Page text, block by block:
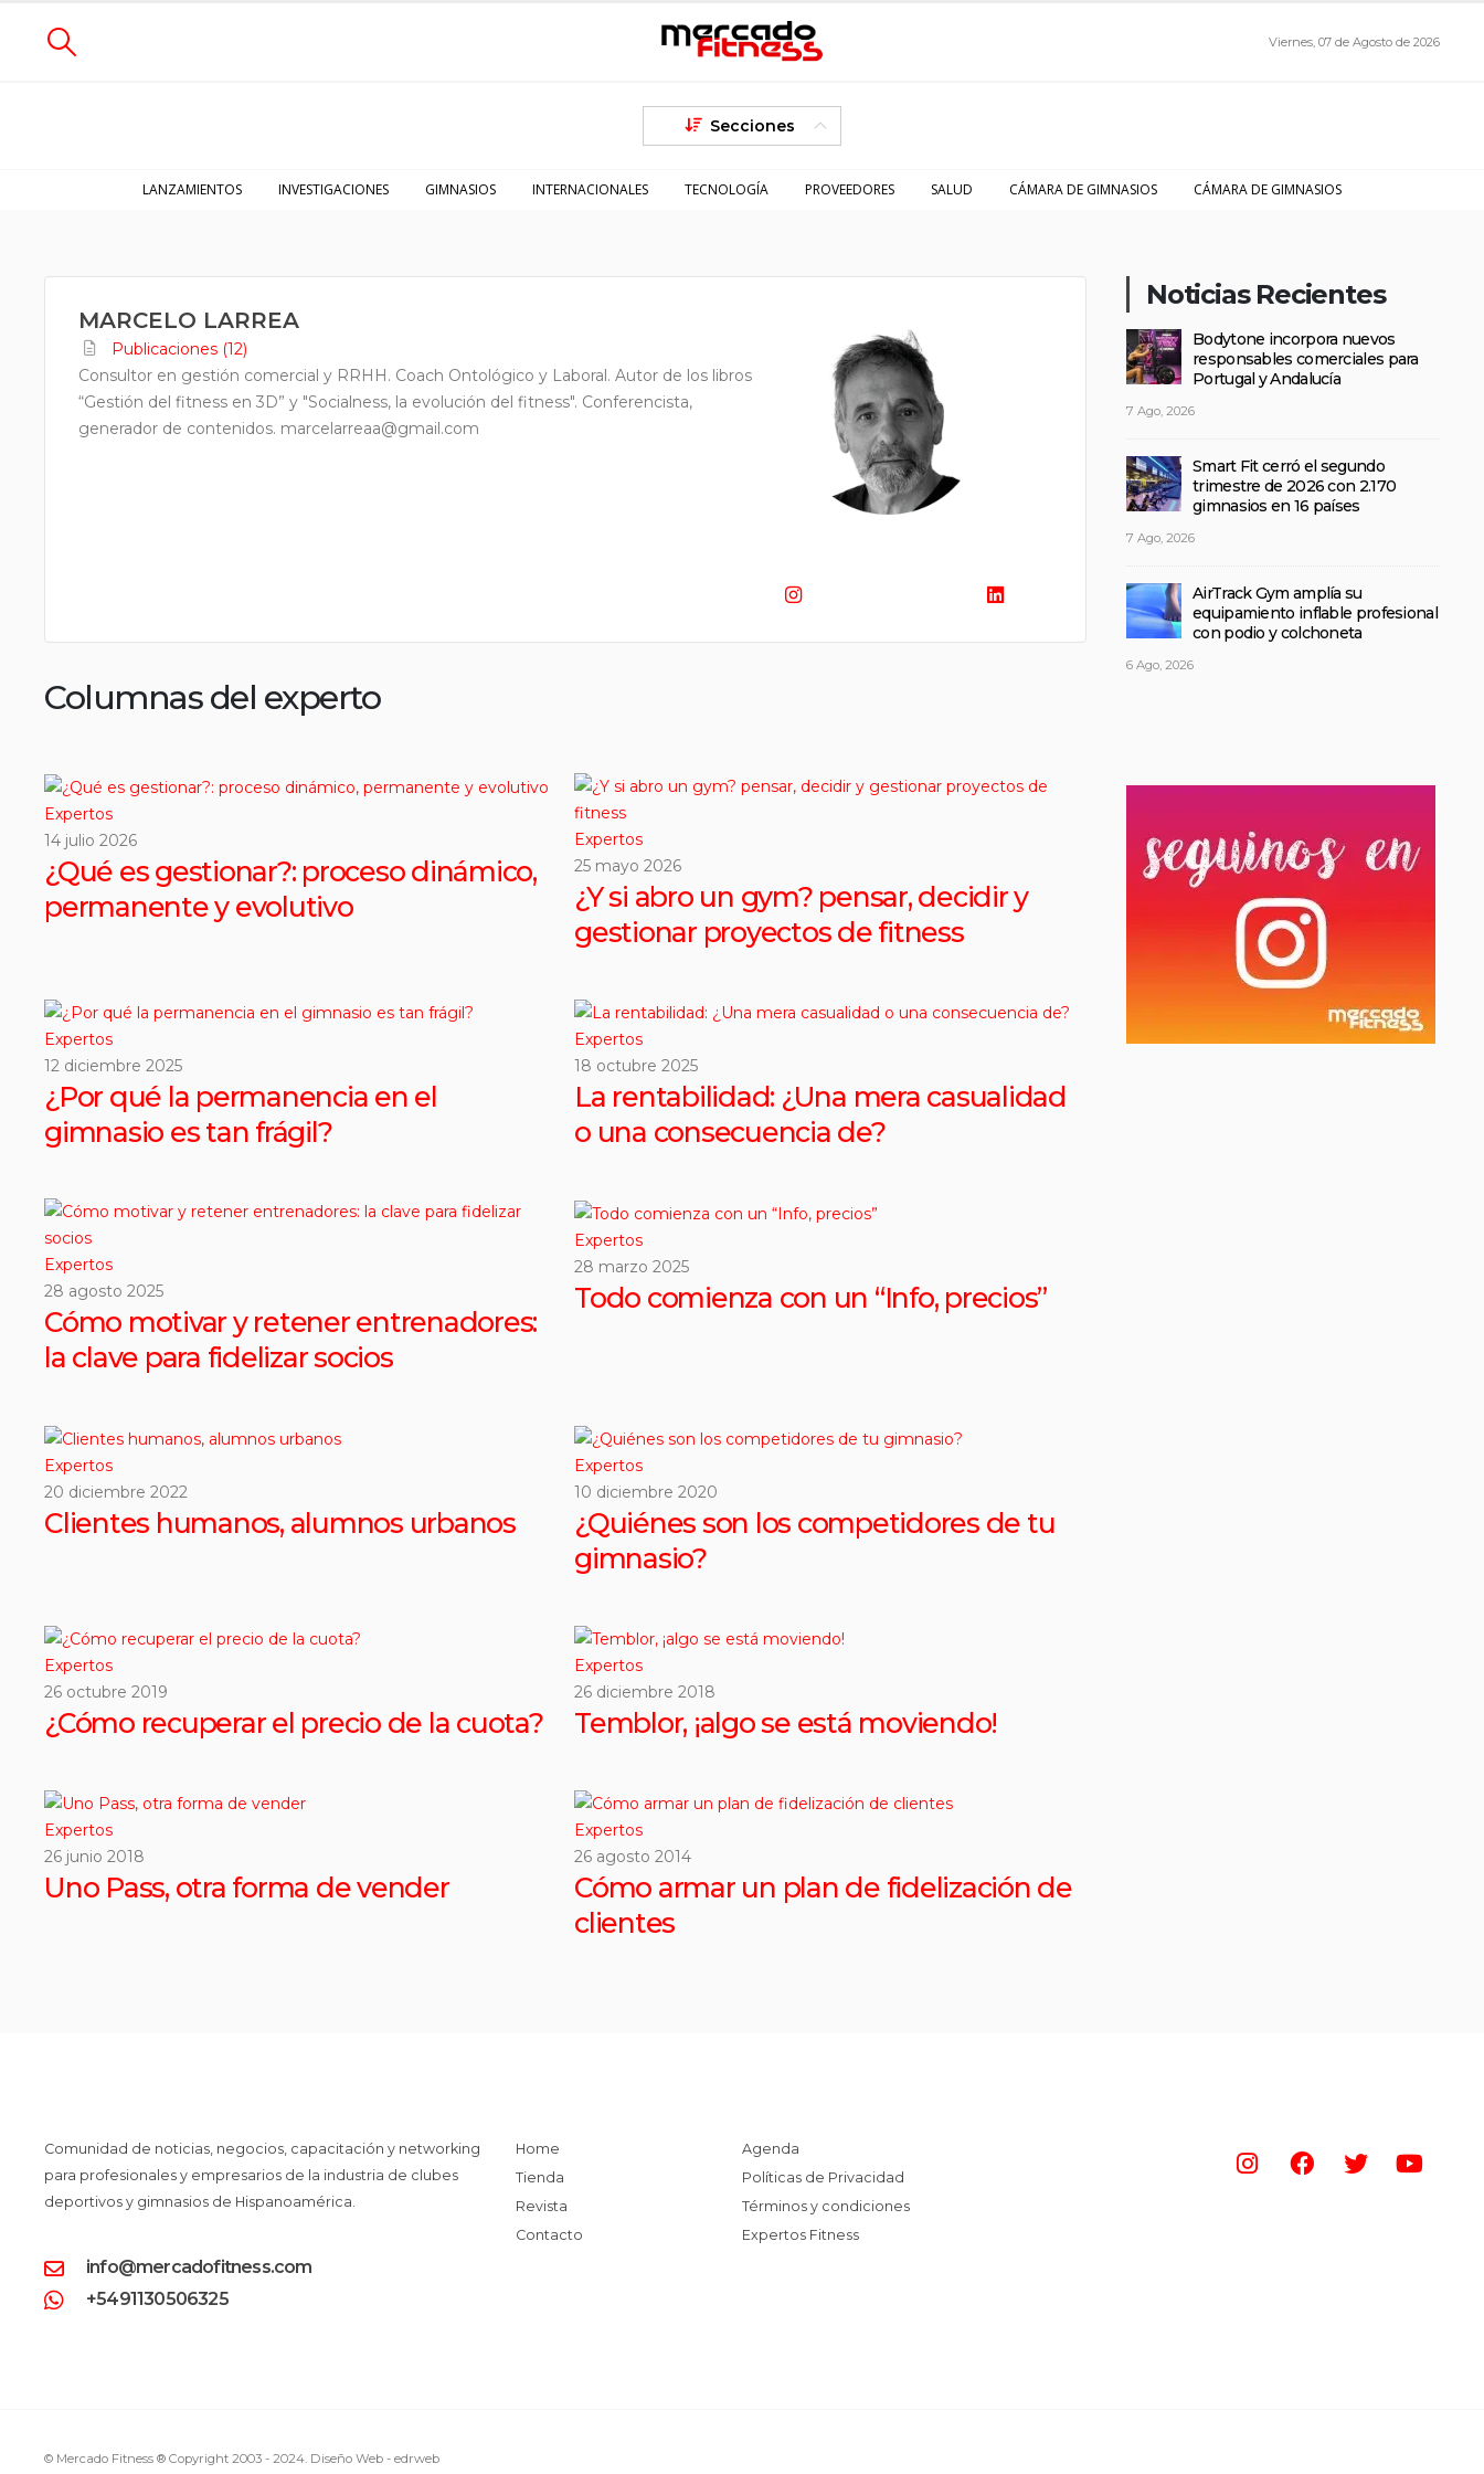
Viernes, 07 de Agosto de 2026
Secciones
LANZAMIENTOS INVESTIGACIONES GIMNASIOS INTERNACIONALES TECNOLOGÍA PROVEEDORES SALUD CÁMARA DE GIMNASIOS CÁMARA DE GIMNASIOS
MARCELO LARREA
Publicaciones (12)
Consultor en gestión comercial y RRHH. Coach Ontológico y Laboral. Autor de los libros
“Gestión del fitness en 3D” y "Socialness, la evolución del fitness". Conferencista,
generador de contenidos. marcelarreaa@gmail.com
Columnas del experto
Expertos
14 julio 2026
¿Qué es gestionar?: proceso dinámico,
permanente y evolutivo
Expertos
25 mayo 2026
¿Y si abro un gym? pensar, decidir y
gestionar proyectos de fitness
Expertos
12 diciembre 2025
¿Por qué la permanencia en el
gimnasio es tan frágil?
Expertos
18 octubre 2025
La rentabilidad: ¿Una mera casualidad
o una consecuencia de?
Expertos
28 agosto 2025
Cómo motivar y retener entrenadores:
la clave para fidelizar socios
Expertos
28 marzo 2025
Todo comienza con un “Info, precios”
Expertos
20 diciembre 2022
Clientes humanos, alumnos urbanos
Expertos
10 diciembre 2020
¿Quiénes son los competidores de tu
gimnasio?
Expertos
26 octubre 2019
¿Cómo recuperar el precio de la cuota?
Expertos
26 diciembre 2018
Temblor, ¡algo se está moviendo!
Expertos
26 junio 2018
Uno Pass, otra forma de vender
Expertos
26 agosto 2014
Cómo armar un plan de fidelización de
clientes
Noticias Recientes
Bodytone incorpora nuevos
responsables comerciales para
Portugal y Andalucía
7 Ago, 2026
Smart Fit cerró el segundo
trimestre de 2026 con 2.170
gimnasios en 16 países
7 Ago, 2026
AirTrack Gym amplía su
equipamiento inflable profesional
con podio y colchoneta
6 Ago, 2026
Comunidad de noticias, negocios, capacitación y networking
para profesionales y empresarios de la industria de clubes
deportivos y gimnasios de Hispanoamérica.
info@mercadofitness.com
+5491130506325
Home
Tienda
Revista
Contacto
Agenda
Políticas de Privacidad
Términos y condiciones
Expertos Fitness
© Mercado Fitness ® Copyright 2003 - 2024. Diseño Web - edrweb